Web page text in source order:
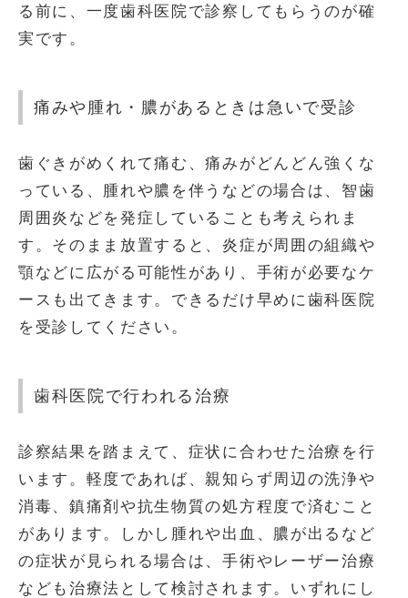
る前に、一度歯科医院で診察してもらうのが確
実です。
痛みや腫れ・膿があるときは急いで受診
歯ぐきがめくれて痛む、痛みがどんどん強くな
っている、腫れや膿を伴うなどの場合は、智歯
周囲炎などを発症していることも考えられま
す。そのまま放置すると、炎症が周囲の組織や
顎などに広がる可能性があり、手術が必要なケ
ースも出てきます。できるだけ早めに歯科医院
を受診してください。
歯科医院で行われる治療
診察結果を踏まえて、症状に合わせた治療を行
います。軽度であれば、親知らず周辺の洗浄や
消毒、鎮痛剤や抗生物質の処方程度で済むこと
があります。しかし腫れや出血、膿が出るなど
の症状が見られる場合は、手術やレーザー治療
なども治療法として検討されます。いずれにし